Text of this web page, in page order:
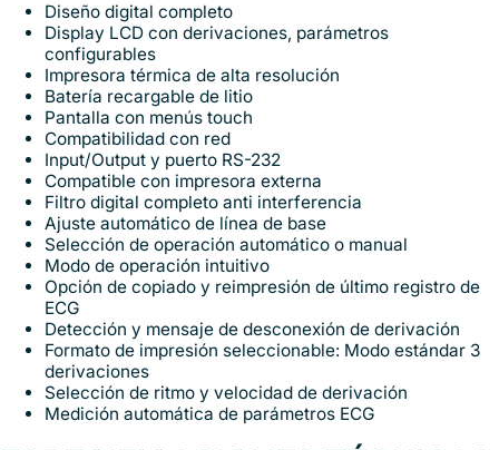
Diseño digital completo
Display LCD con derivaciones, parámetros
configurables
Impresora térmica de alta resolución
Batería recargable de litio
Pantalla con menús touch
Compatibilidad con red
Input/Output y puerto RS-232
Compatible con impresora externa
Filtro digital completo anti interferencia
Ajuste automático de línea de base
Selección de operación automático o manual
Modo de operación intuitivo
Opción de copiado y reimpresión de último registro de
ECG
Detección y mensaje de desconexión de derivación
Formato de impresión seleccionable: Modo estándar 3
derivaciones
Selección de ritmo y velocidad de derivación
Medición automática de parámetros ECG